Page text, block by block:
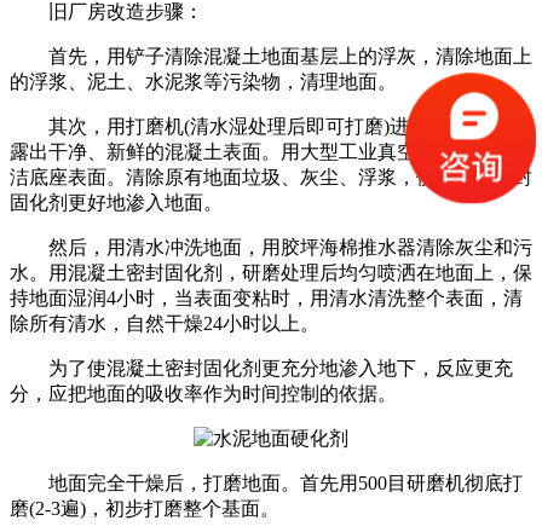
旧厂房改造步骤：
首先，用铲子清除混凝土地面基层上的浮灰，清除地面上
的浮浆、泥土、水泥浆等污染物，清理地面。
其次，用打磨机(清水湿处理后即可打磨)进行全面打磨，
露出干净、新鲜的混凝土表面。用大型工业真空吸尘器彻底清
洁底座表面。清除原有地面垃圾、灰尘、浮浆，使混凝土密封
固化剂更好地渗入地面。
然后，用清水冲洗地面，用胶坪海棉推水器清除灰尘和污
水。用混凝土密封固化剂，研磨处理后均匀喷洒在地面上，保
持地面湿润4小时，当表面变粘时，用清水清洗整个表面，清
除所有清水，自然干燥24小时以上。
为了使混凝土密封固化剂更充分地渗入地下，反应更充
分，应把地面的吸收率作为时间控制的依据。
地面完全干燥后，打磨地面。首先用500目研磨机彻底打
磨(2-3遍)，初步打磨整个基面。